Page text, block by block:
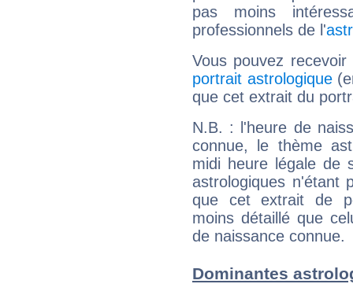
pas moins
professionnels de l'
Vous pouvez
portrait astrologique
que cet extrait du
N.B. : l'heure de
connue, le thème
midi heure légale de
astrologiques n'étant
que cet extrait de
moins détaillé que
de naissance connue.
Dominantes